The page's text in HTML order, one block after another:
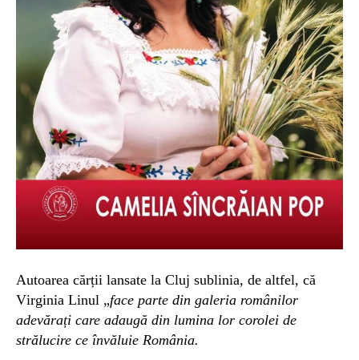
Autoarea cărții lansate la Cluj sublinia, de altfel, că
Virginia Linul „face parte din galeria românilor
adevărați care adaugă din lumina lor corolei de
strălucire ce învăluie România.